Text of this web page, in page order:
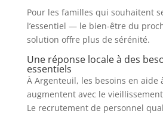
Pour les familles qui souhaitent
l’essentiel — le bien-être du
solution offre plus de sérénité.
Une réponse locale à des
essentiels
À Argenteuil, les besoins en aide
augmentent avec le
Le recrutement de personnel